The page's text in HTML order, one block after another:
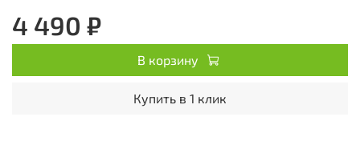
4 490 ₽
В корзину
Купить в 1 клик